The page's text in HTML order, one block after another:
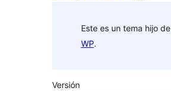
Este es un tema hijo de
WP.
Versión